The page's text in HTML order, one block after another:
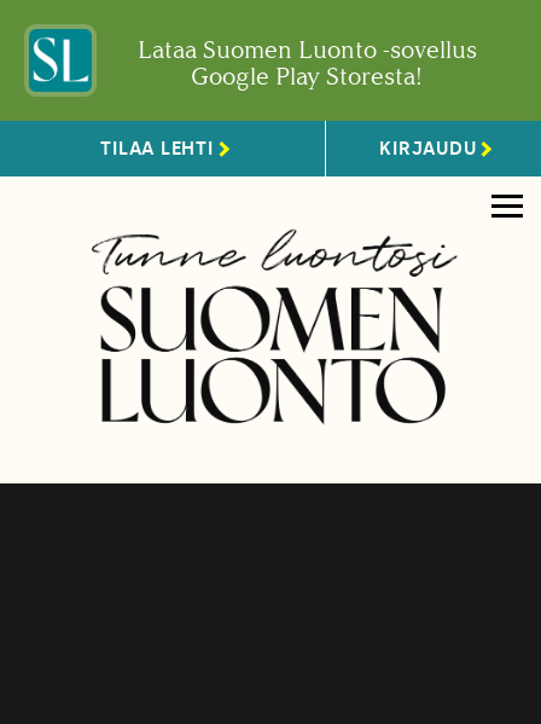
Lataa Suomen Luonto -sovellus
Google Play Storesta!
TILAA LEHTI KIRJAUDU